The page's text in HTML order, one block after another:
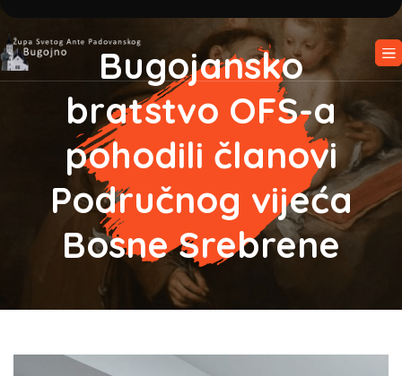
Bugojansko
bratstvo OFS-a
pohodili članovi
Područnog vijeća
Bosne Srebrene